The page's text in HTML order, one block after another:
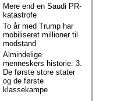
Mere end en Saudi PR-
katastrofe
To år med Trump har
mobiliseret millioner til
modstand
Almindelige
menneskers historie: 3.
De første store stater
og de første
klassekampe